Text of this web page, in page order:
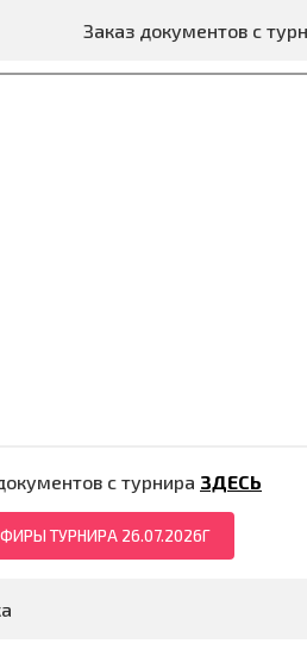
Заказ документов с
с турнира ЗДЕСЬ
ТУРНИРА 26.07.2026Г